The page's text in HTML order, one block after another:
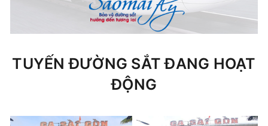
TUYẾN ĐƯỜNG SẮT ĐANG HOẠT
ĐỘNG